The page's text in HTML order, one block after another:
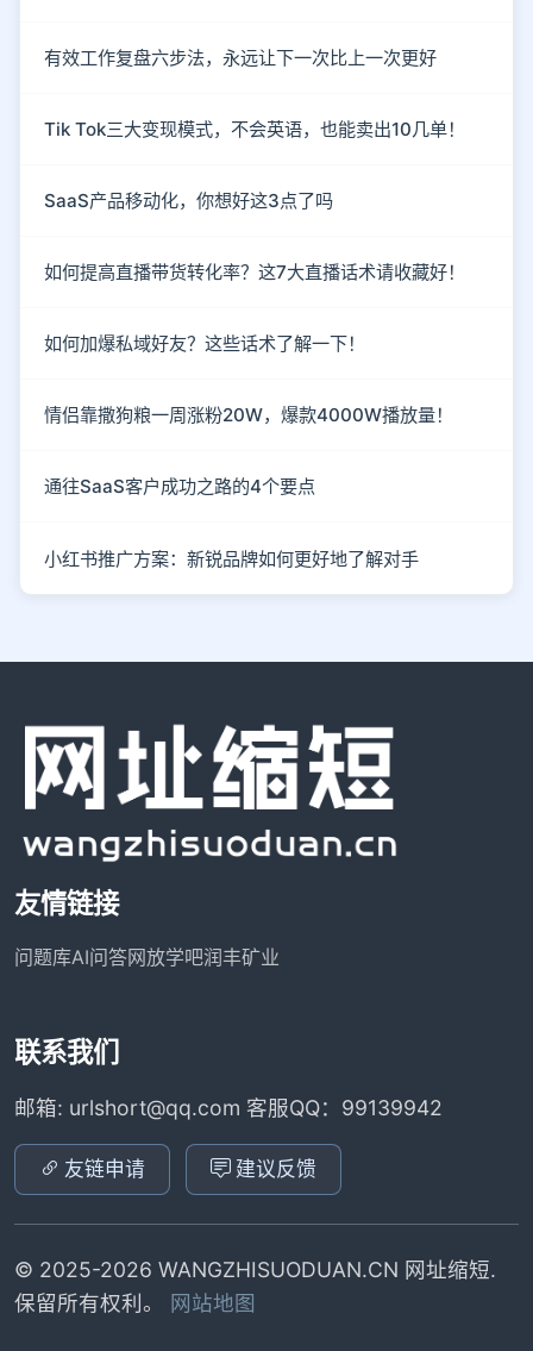
有效工作复盘六步法，永远让下一次比上一次更好
Tik Tok三大变现模式，不会英语，也能卖出10几单！
SaaS产品移动化，你想好这3点了吗
如何提高直播带货转化率？这7大直播话术请收藏好！
如何加爆私域好友？这些话术了解一下！
情侣靠撒狗粮一周涨粉20W，爆款4000W播放量！
通往SaaS客户成功之路的4个要点
小红书推广方案：新锐品牌如何更好地了解对手
友情链接
问题库AI问答网放学吧润丰矿业
联系我们
邮箱: urlshort@qq.com 客服QQ：99139942
友链申请 建议反馈
© 2025-2026 WANGZHISUODUAN.CN 网址缩短.
保留所有权利。
网站地图